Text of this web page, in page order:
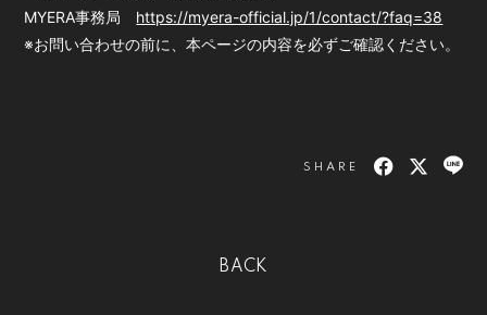
MYERA事務局 https://myera-official.jp/1/contact/?faq=38
※お問い合わせの前に、本ページの内容を必ずご確認ください。
SHARE
BACK